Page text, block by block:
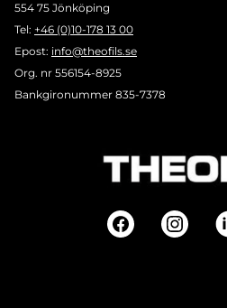
554 75 Jönköping
Tel: +46 (0)10-178 13 00
Epost: info@theofils.se
Org. nr 556154-8925
Bankgironummer 835-7378